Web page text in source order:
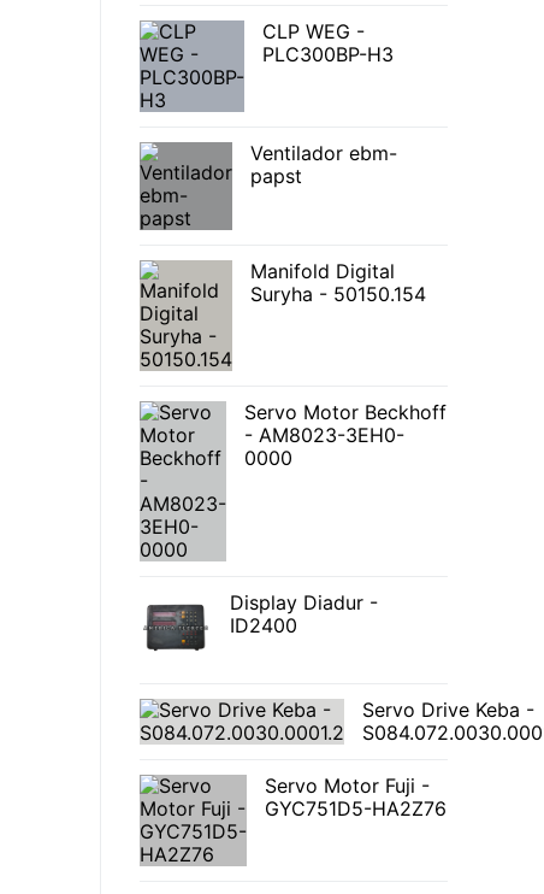
CLP WEG -
PLC300BP-H3
Ventilador ebm-
papst
Manifold Digital
Suryha - 50150.154
Servo Motor Beckhoff
- AM8023-3EH0-
0000
Display Diadur -
ID2400
Servo Drive Keba -
Servo Motor Fuji -
GYC751D5-HA2Z76